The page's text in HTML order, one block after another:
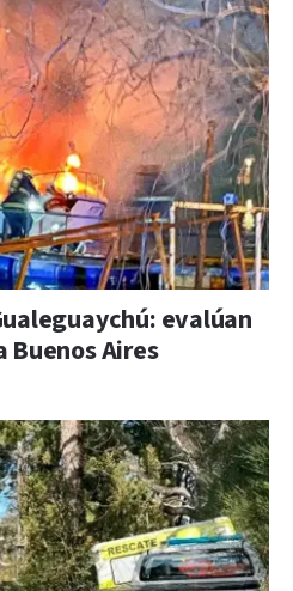
evalúan
Buenos Aires